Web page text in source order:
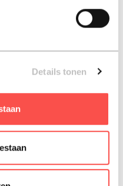
Details tonen
De verbindende factor
lydia van oudenaren
€ 22,99